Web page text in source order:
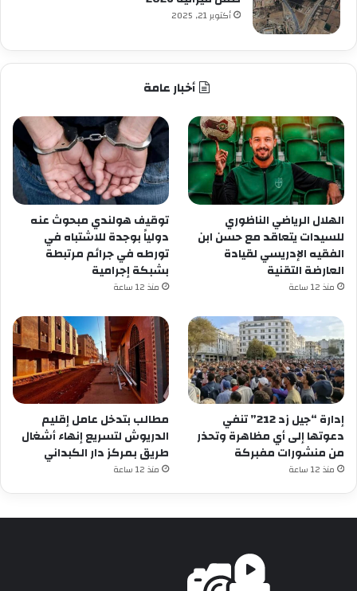
أكتوبر 21, 2025
أخبار عامة
الهلال الرياضي الناظوري
للسيدات يتعاقد مع حسن ابن
الفقيه الإدريسي لقيادة
العارضة التقنية
منذ 12 ساعة
توقيف هولندي مبحوث عنه
دولياً بوجدة للاشتباه في
تورطه في جرائم مرتبطة
بشبكة إجرامية
منذ 12 ساعة
إدارة “جيل زد 212” تنفي
دعوتها إلى أي مظاهرة وتحذر
من منشورات مفبركة
منذ 12 ساعة
مطالب بتدخل عامل إقليم
الدريوش لتسريع إنهاء أشغال
طريق بمركز دار الكبداني
منذ 12 ساعة